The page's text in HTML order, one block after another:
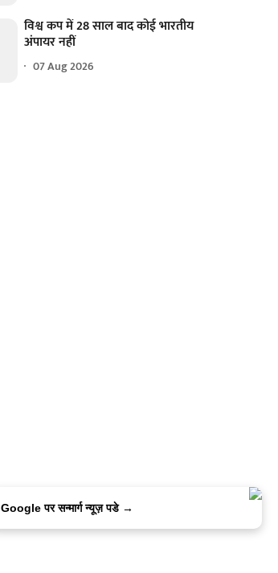
विश्व कप में 28 साल बाद कोई भारतीय
अंपायर नहीं
07 Aug 2026
Google पर सन्मार्ग न्यूज़ पडे →